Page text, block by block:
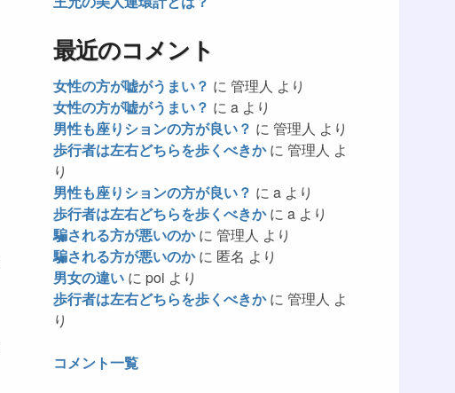
最近のコメント
女性の方が嘘がうまい？ に 管理人 より
女性の方が嘘がうまい？ に a より
男性も座りションの方が良い？ に 管理人 より
歩行者は左右どちらを歩くべきかに 管理人 よ
り
男性も座りションの方が良い？ に a より
歩行者は左右どちらを歩くべきかに a より
騙される方が悪いのかに 管理人 より
騙される方が悪いのかに 匿名 より
男女の違い に poi より
歩行者は左右どちらを歩くべきかに 管理人 よ
り
コメント一覧